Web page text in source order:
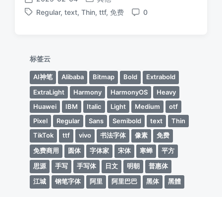
发
布
发
布
标
Regular, text, Thin, ttf, 免费
评
0
标签云
AI神笔 Alibaba Bitmap Bold
Extrabold
ExtraLight
Harmony HarmonyOS
Heavy
Huawei
IBM Italic Light Medium
otf
Pixel
Regular Sans Semibold text
Thin
TikTok
ttf vivo 书法字体 像素
免费
免费商用
圆体 字体家 宋体 寒蝉
平方
思源
手写 手写体 日文 明朝
普惠体
江城
钢笔字体 阿里 阿里巴巴 黑体 黑體